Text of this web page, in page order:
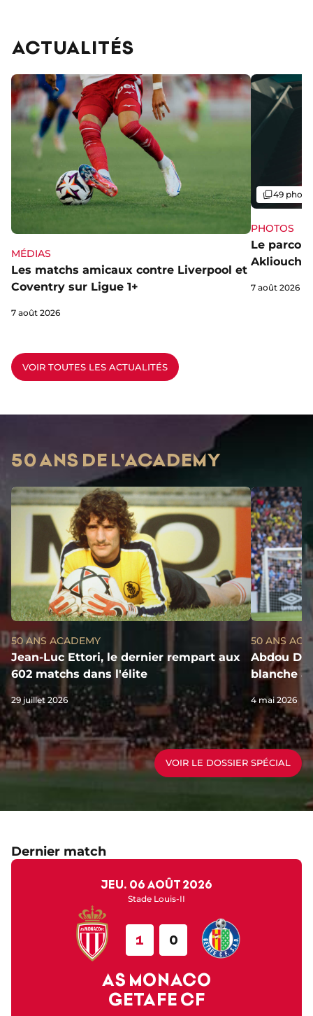
ACTUALITÉS
MÉDIAS
Les matchs amicaux contre Liverpool et
Coventry sur Ligue 1+
7 août 2026
PHOTOS
Le
Akliouche
Galerie
49
7 août 2026
VOIR TOUTES LES ACTUALITÉS
50 ANS DE L'ACADEMY
50 ANS ACADEMY
Jean-Luc Ettori, le dernier rempart aux
602 matchs dans l'élite
29 juillet 2026
50 ANS
Abdou
blanche
4 mai 2026
VOIR LE DOSSIER SPÉCIAL
Dernier match
jeu. 06 août 2026
Stade Louis-II
AS MONACO
1
GETAFE CF
0